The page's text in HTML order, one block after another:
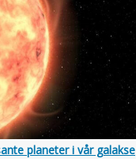
planeter i vår galakse